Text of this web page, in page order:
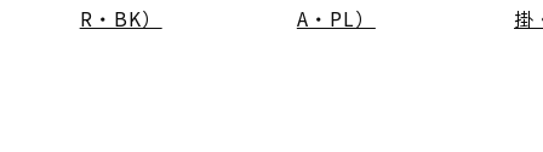
R・BK）
A・PL）
掛